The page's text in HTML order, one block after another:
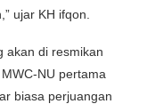
ujar KH ifqon.
akan di resmikan
NU pertama
biasa perjuangan